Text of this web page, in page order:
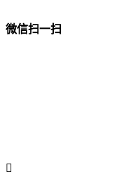
微信扫一扫
